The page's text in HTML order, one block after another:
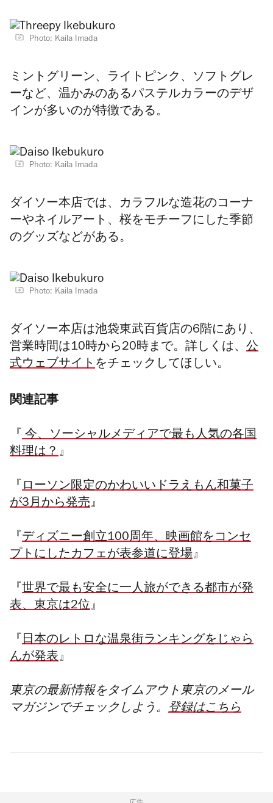
Photo: Kaila Imada
ミントグリーン、ライトピンク、ソフトグレ
ーなど、温かみのあるパステルカラーのデザ
インが多いのが特徴である。
Photo: Kaila Imada
ダイソー本店では、カラフルな造花のコーナ
ーやネイルアート、桜をモチーフにした季節
のグッズなどがある。
Photo: Kaila Imada
ダイソー本店は池袋東武百貨店の6階にあり、
営業時間は10時から20時まで。詳しくは、 公
式ウェブサイトをチェックしてほしい。
関連記事
『 今、ソーシャルメディアで最も人気の各国
料理は？』
『 ローソン限定のかわいいドラえもん和菓子
が3月から発売』
『 ディズニー創立100周年、映画館をコンセ
プトにしたカフェが表参道に登場』
『 世界で最も安全に一人旅ができる都市が発
表、東京は2位』
『 日本のレトロな温泉街ランキングをじゃら
んが発表』
東京の最新情報をタイムアウト東京のメール
マガジンでチェックしよう。 登録はこちら